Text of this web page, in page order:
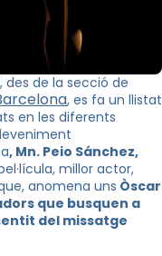
, des de la secció de
, es fa un llistat
en les diferents
, Mn. Peio Sánchez,
millor actor,
anomena uns Òscar
que busquen a
del missatge